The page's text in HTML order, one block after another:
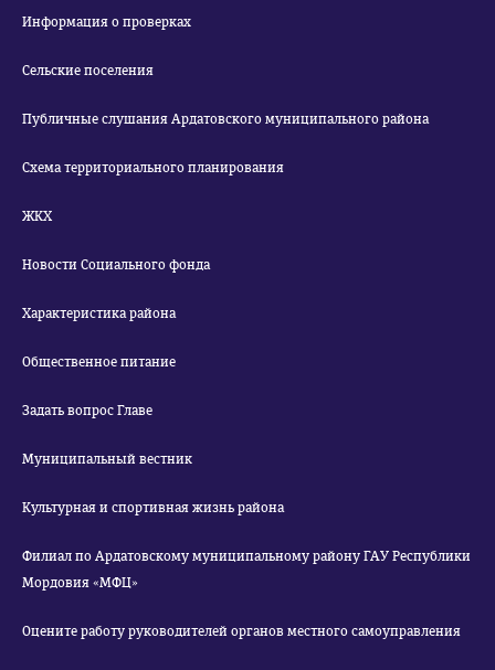
Информация о проверках
Сельские поселения
Публичные слушания Ардатовского муниципального района
Схема территориального планирования
ЖКХ
Новости Социального фонда
Характеристика района
Общественное питание
Задать вопрос Главе
Муниципальный вестник
Культурная и спортивная жизнь района
Филиал по Ардатовскому муниципальному району ГАУ Республики
Мордовия «МФЦ»
Оцените работу руководителей органов местного самоуправления